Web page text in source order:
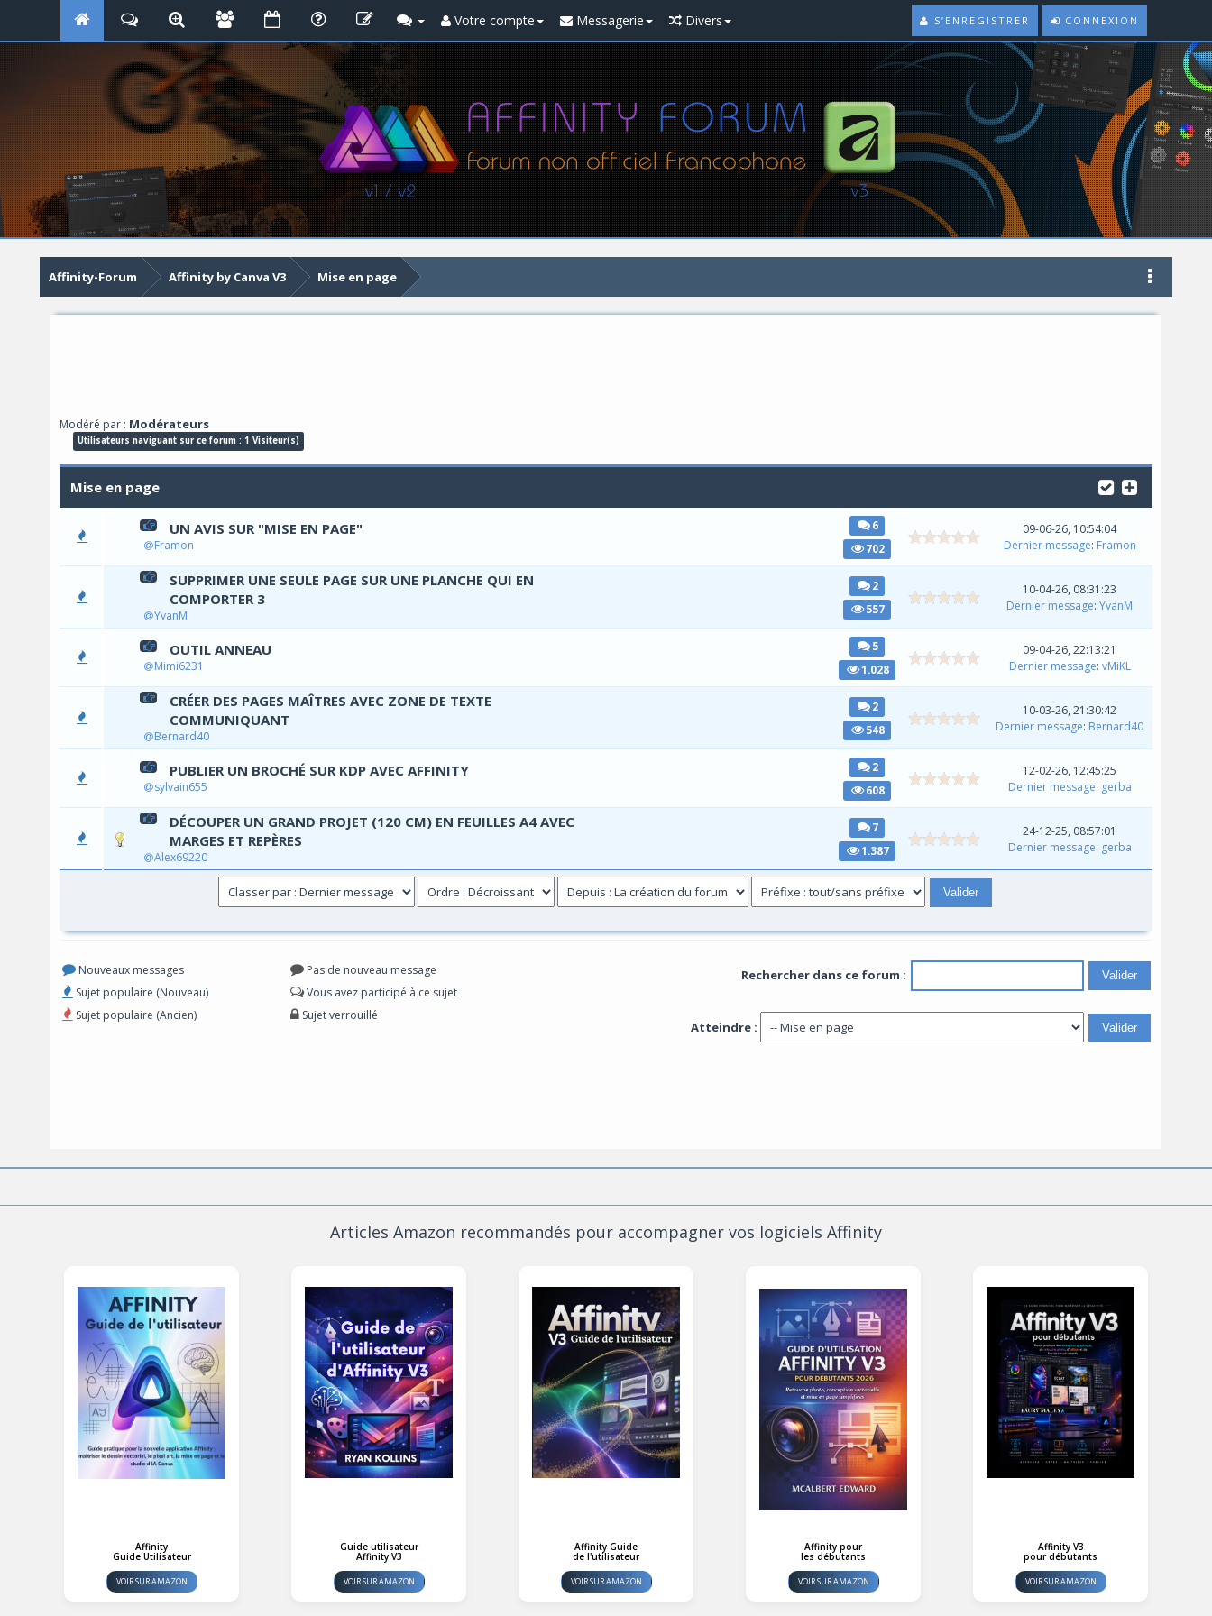
Votre compte Messagerie Divers CONNEXION
S’ENREGISTRER
Affinity-Forum Affinity by Canva V3 Mise en page
Modéré par : Modérateurs
Utilisateurs naviguant sur ce forum : 1 Visiteur(s)
Mise en page
UN AVIS SUR "MISE EN PAGE"
Framon
6
702
09-06-26, 10:54:04
Dernier message: Framon
SUPPRIMER UNE SEULE PAGE SUR UNE PLANCHE QUI EN
COMPORTER 3
YvanM
2
557
10-04-26, 08:31:23
Dernier message: YvanM
OUTIL ANNEAU
Mimi6231
5
1.028
09-04-26, 22:13:21
Dernier message: vMiKL
CRÉER DES PAGES MAÎTRES AVEC ZONE DE TEXTE
COMMUNIQUANT
Bernard40
2
548
10-03-26, 21:30:42
Dernier message: Bernard40
PUBLIER UN BROCHÉ SUR KDP AVEC AFFINITY
sylvain655
2
608
0 Votes - 0 sur 5 en moyenne
1
12-02-26, 12:45:25
Dernier message: gerba
DÉCOUPER UN GRAND PROJET (120 CM) EN FEUILLES A4 AVEC
MARGES ET REPÈRES
Alex69220
7
1.387
24-12-25, 08:57:01
Dernier message: gerba
Nouveaux messages
Sujet populaire (Nouveau)
Sujet populaire (Ancien)
Pas de nouveau message
Vous avez participé à ce sujet
Sujet verrouillé
Rechercher dans ce forum :
Atteindre :
Articles Amazon recommandés pour accompagner vos logiciels Affinity
Affinity
Guide Utilisateur
VOIR SUR AMAZON
Guide utilisateur
Affinity V3
VOIR SUR AMAZON
Affinity Guide
de l'utilisateur
VOIR SUR AMAZON
Affinity pour
les débutants
VOIR SUR AMAZON
Affinity V3
pour débutants
VOIR SUR AMAZON